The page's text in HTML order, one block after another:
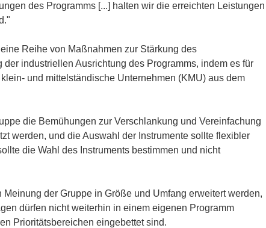
des Programms [...] halten wir die erreichten Leistungen
Reihe von Maßnahmen zur Stärkung des
industriellen Ausrichtung des Programms, indem es für
und mittelständische Unternehmen (KMU) aus dem
die Bemühungen zur Verschlankung und Vereinfachung
werden, und die Auswahl der Instrumente sollte flexibler
die Wahl des Instruments bestimmen und nicht
der Gruppe in Größe und Umfang erweitert werden,
dürfen nicht weiterhin in einem eigenen Programm
Prioritätsbereichen eingebettet sind.